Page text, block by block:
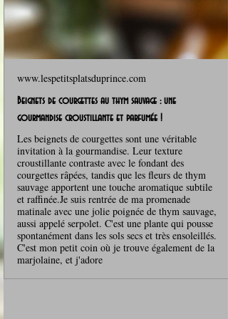
www.lespetitsplatsduprince.com
Beignets de courgettes au thym sauvage : une
gourmandise croustillante et parfumée !
Les beignets de courgettes sont une véritable
invitation à la gourmandise. Leur texture
croustillante contraste avec le fondant des
courgettes râpées, tandis que les fleurs de thym
sauvage apportent une touche aromatique subtile
et raffinée.Je suis rentrée de ma promenade
matinale avec une jolie poignée de thym sauvage,
aussi appelé serpolet. C'est une plante qui pousse
spontanément dans les sols secs et très ensoleillés.
C'est mon petit coin où je trouve également de la
marjolaine, et j'adore